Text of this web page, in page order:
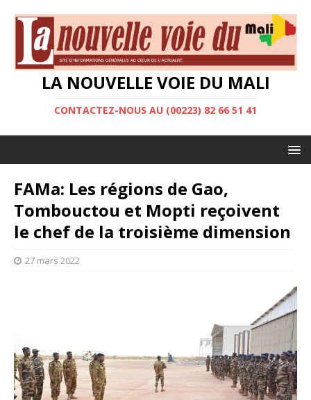
LA NOUVELLE VOIE DU MALI
CONTACTEZ-NOUS AU (00223) 82 66 51 41
FAMa: Les régions de Gao,
Tombouctou et Mopti reçoivent
le chef de la troisième dimension
27 mars 2022